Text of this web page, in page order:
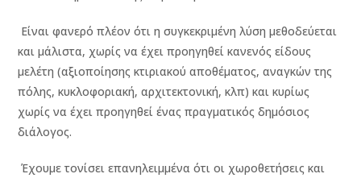
Είναι φανερό πλέον ότι η συγκεκριμένη λύση μεθοδεύεται
και μάλιστα, χωρίς να έχει προηγηθεί κανενός είδους
μελέτη (αξιοποίησης κτιριακού αποθέματος, αναγκών της
πόλης, κυκλοφοριακή, αρχιτεκτονική, κλπ) και κυρίως
χωρίς να έχει προηγηθεί ένας πραγματικός δημόσιος
διάλογος.
Έχουμε τονίσει επανηλειμμένα ότι οι χωροθετήσεις και